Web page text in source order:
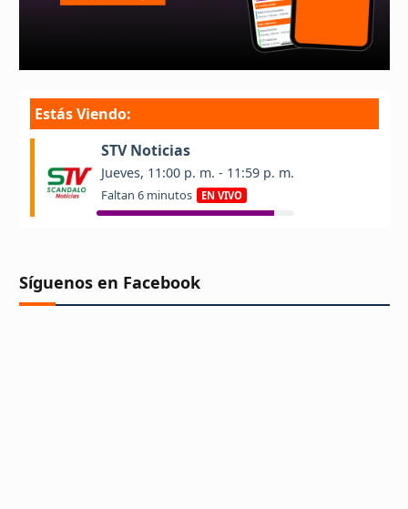
Síguenos en Facebook